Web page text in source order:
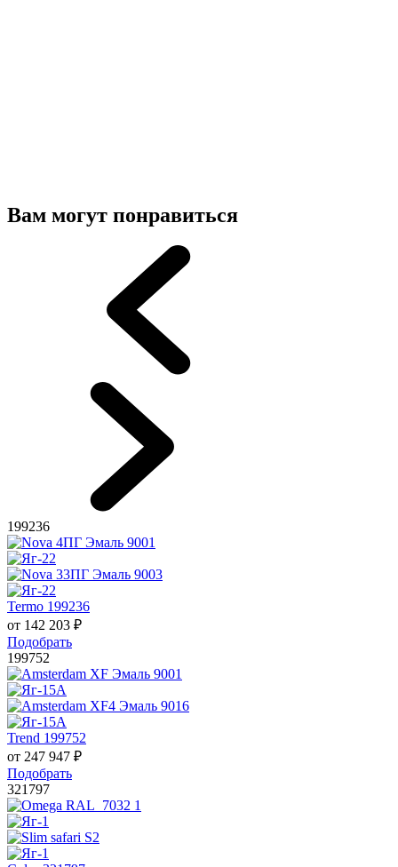
Вам могут понравиться
199236
Termo 199236
от 142 203 ₽
Подобрать
199752
Trend 199752
от 247 947 ₽
Подобрать
321797